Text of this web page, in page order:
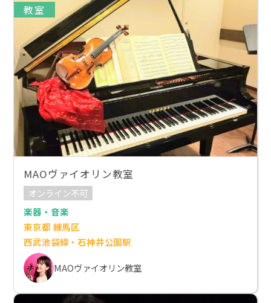
教室
MAOヴァイオリン教室
オンライン不可
楽器・音楽
東京都 練馬区
西武池袋線・石神井公園駅
MAOヴァイオリン教室